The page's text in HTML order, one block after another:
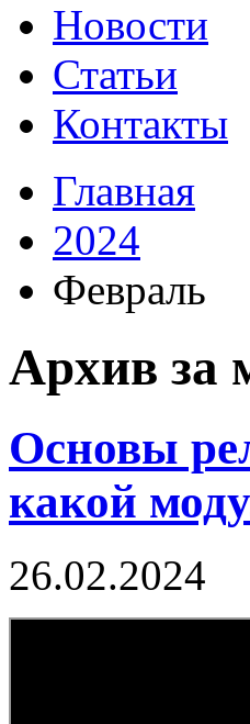
Новости
Статьи
Контакты
Главная
2024
Февраль
Архив за
Основы
какой
26.02.2024